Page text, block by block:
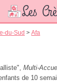
du-Sud > Afa
Multi-
de 10